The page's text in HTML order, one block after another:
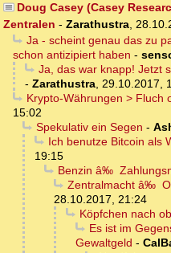
Doug Casey (Casey
Zentralen - Zarathustra,
Ja - scheint genau das zu
schon antizipiert haben -
Ja, das war knapp! Jetzt
- Zarathustra, 29.10.2017,
Krypto-Währungen > Fluch
15:02
Spekulativ ein Segen -
Ich benutze Bitcoin als
19:15
Benzin â‰
Zentralmacht â‰
28.10.2017, 21:24
Köpfchen nach
Es ist im
Gewaltgeld -